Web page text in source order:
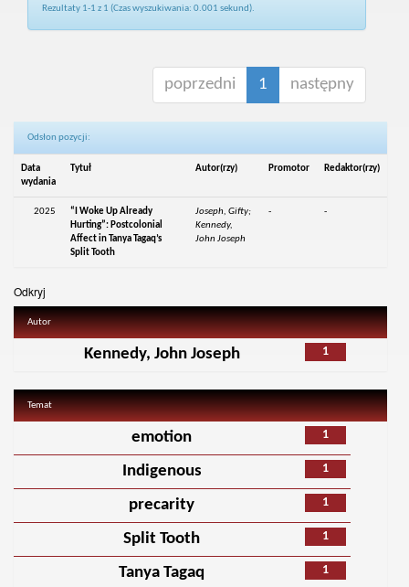
Rezultaty 1-1 z 1 (Czas wyszukiwania: 0.001 sekund).
poprzedni 1 następny
Odsłon pozycji:
Data
wydania
Tytuł Autor(rzy) Promotor Redaktor(rzy)
2025
“I Woke Up Already
Hurting”: Postcolonial
Affect in Tanya Tagaq’s
Split Tooth
Joseph, Gifty;
Kennedy,
John Joseph
- -
Odkryj
Autor
1
Kennedy, John Joseph
Temat
1
emotion
1
Indigenous
1
precarity
1
Split Tooth
1
Tanya Tagaq